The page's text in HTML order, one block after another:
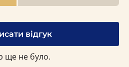
відгук
ще не було.